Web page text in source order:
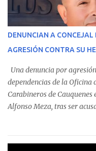
identificó a cuatro
operaciones. Asimismo, se
corresponde a un
detectaron
precisa que la mayor
Talca, donde...
DENUNCIAN A CONCEJAL
AGRESIÓN CONTRA SU
Una denuncia por
dependencias de la
Carabineros de Cauquenes
Alfonso Meza, tras ser
relató que los hechos